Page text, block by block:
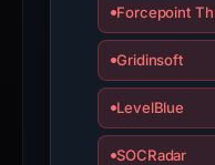
Forcepoint
Gridinsoft
LevelBlue
SOCRadar